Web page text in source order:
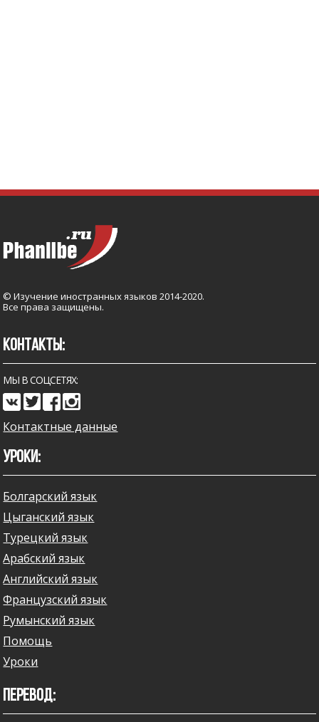
© Изучение иностранных языков 2014-2020.
Все права защищены.
УРОКИ:
Болгарский язык
Цыганский язык
Турецкий язык
Арабский язык
Английский язык
Французский язык
Румынский язык
Помощь
Уроки
ПЕРЕВОД:
КОНТАКТЫ:
МЫ В СОЦСЕТЯХ:
Контактные данные